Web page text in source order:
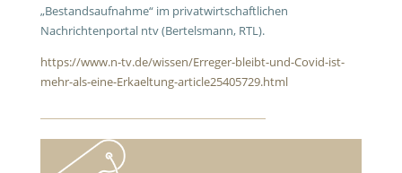
„Bestandsaufnahme“ im privatwirtschaftlichen
Nachrichtenportal ntv (Bertelsmann, RTL).
https://www.n-tv.de/wissen/Erreger-bleibt-und-Covid-ist-
mehr-als-eine-Erkaeltung-article25405729.html